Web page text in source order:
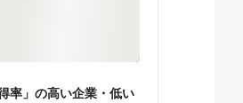
率」の高い企業・低い